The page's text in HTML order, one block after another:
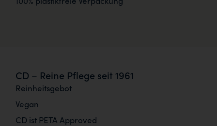
CD – Reine Pflege seit 1961
Reinheitsgebot
Vegan
CD ist PETA Approved